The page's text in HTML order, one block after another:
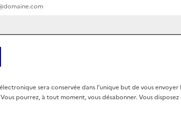
sera conservée dans l'unique but de vous
pourrez, à tout moment, vous désabonner. Vous